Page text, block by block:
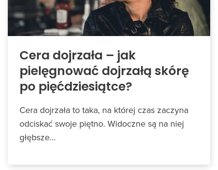
Cera dojrzała – jak
pielęgnować dojrzałą skórę
po pięćdziesiątce?
Cera dojrzała to taka, na której czas zaczyna
odciskać swoje piętno. Widoczne są na niej
głębsze…